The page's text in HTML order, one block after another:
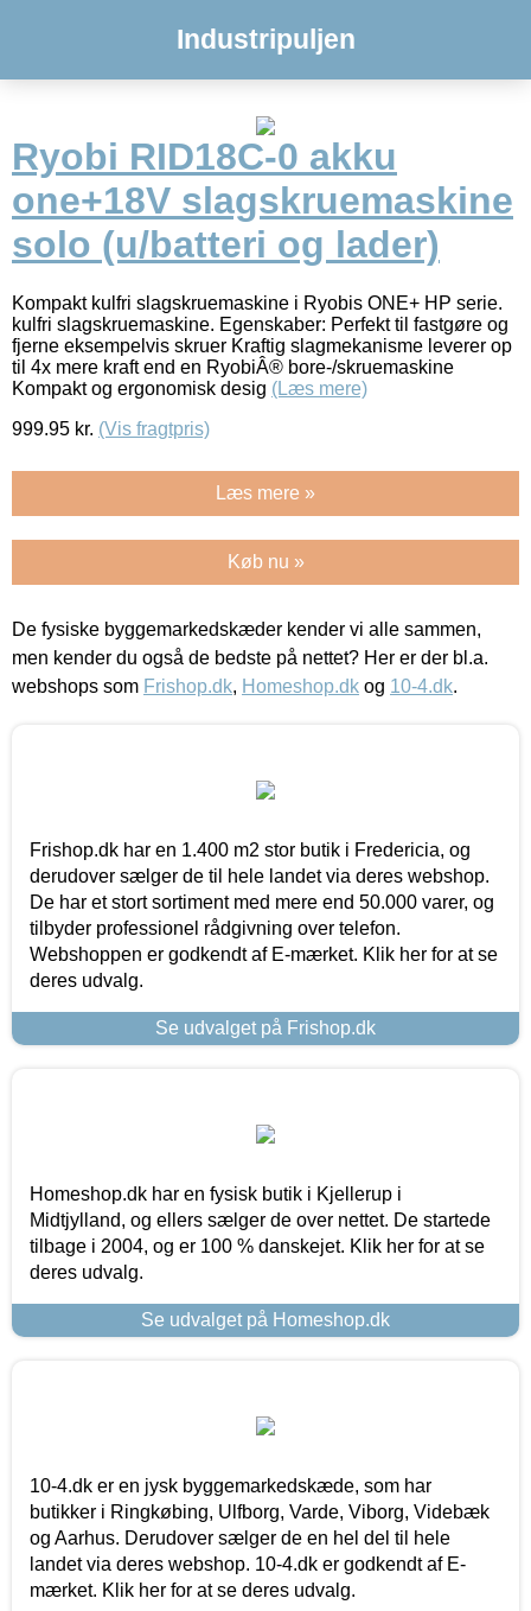
Industripuljen
Ryobi RID18C-0 akku
one+18V slagskruemaskine
solo (u/batteri og lader)
Kompakt kulfri slagskruemaskine i Ryobis ONE+ HP serie.
kulfri slagskruemaskine. Egenskaber: Perfekt til fastgøre og
fjerne eksempelvis skruer Kraftig slagmekanisme leverer op
til 4x mere kraft end en RyobiÂ® bore-/skruemaskine
Kompakt og ergonomisk desig (Læs mere)
999.95 kr. (Vis fragtpris)
Læs mere »
Køb nu »
De fysiske byggemarkedskæder kender vi alle sammen,
men kender du også de bedste på nettet? Her er der bl.a.
webshops som Frishop.dk, Homeshop.dk og 10-4.dk.
Frishop.dk har en 1.400 m2 stor butik i Fredericia, og
derudover sælger de til hele landet via deres webshop.
De har et stort sortiment med mere end 50.000 varer, og
tilbyder professionel rådgivning over telefon.
Webshoppen er godkendt af E-mærket. Klik her for at se
deres udvalg.
Se udvalget på Frishop.dk
Homeshop.dk har en fysisk butik i Kjellerup i
Midtjylland, og ellers sælger de over nettet. De startede
tilbage i 2004, og er 100 % danskejet. Klik her for at se
deres udvalg.
Se udvalget på Homeshop.dk
10-4.dk er en jysk byggemarkedskæde, som har
butikker i Ringkøbing, Ulfborg, Varde, Viborg, Videbæk
og Aarhus. Derudover sælger de en hel del til hele
landet via deres webshop. 10-4.dk er godkendt af E-
mærket. Klik her for at se deres udvalg.